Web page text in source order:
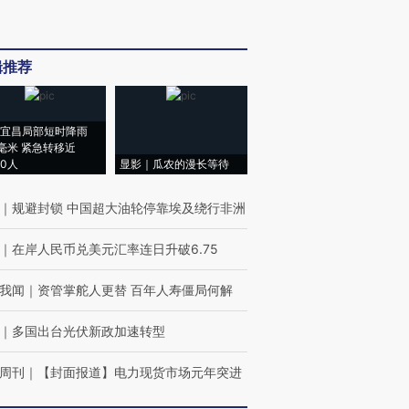
荐
昌局部短时降雨
米 紧急转移近
人
显影｜瓜农的漫长等待
｜ 规避封锁 中国超大油轮停靠埃及绕行非洲
｜ 在岸人民币兑美元汇率连日升破6.75
闻 ｜ 资管掌舵人更替 百年人寿僵局何解
｜ 多国出台光伏新政加速转型
刊 ｜ 【封面报道】电力现货市场元年突进